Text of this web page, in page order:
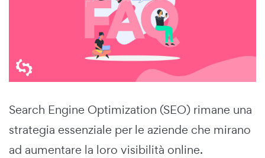
Search Engine Optimization (SEO) rimane una
strategia essenziale per le aziende che mirano
ad aumentare la loro visibilità online.